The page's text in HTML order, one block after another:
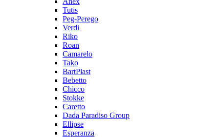
Tutis
Peg-Perego
Verdi
Riko
Roan
Camarelo
Tako
BartPlast
Bebetto
Chicco
Stokke
Caretto
Dada Paradiso Group
Ellipse
Esperanza